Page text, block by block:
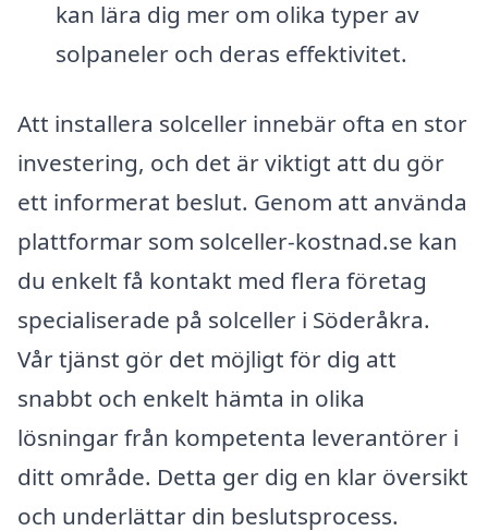
kan lära dig mer om olika typer av
solpaneler och deras effektivitet.
Att installera solceller innebär ofta en stor
investering, och det är viktigt att du gör
ett informerat beslut. Genom att använda
plattformar som solceller-kostnad.se kan
du enkelt få kontakt med flera företag
specialiserade på solceller i Söderåkra.
Vår tjänst gör det möjligt för dig att
snabbt och enkelt hämta in olika
lösningar från kompetenta leverantörer i
ditt område. Detta ger dig en klar översikt
och underlättar din beslutsprocess.